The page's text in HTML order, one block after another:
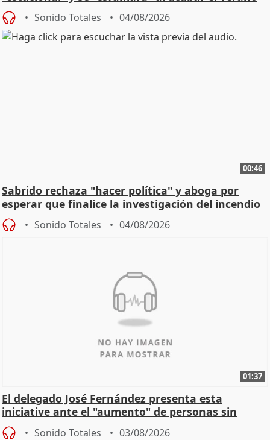
Sonido Totales 04/08/2026
00:46
Sabrido rechaza "hacer política" y aboga por
esperar que finalice la investigación del incendio
Sonido Totales 04/08/2026
01:37
El delegado José Fernández presenta esta
iniciative ante el "aumento" de personas sin
hogar en Madri
Sonido Totales 03/08/2026